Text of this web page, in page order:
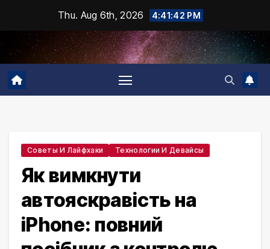
content
Thu. Aug 6th, 2026 4:41:43 PM
Советы И Лайфхаки Технологии И Девайсы
Як вимкнути
автояскравість на
iPhone: повний